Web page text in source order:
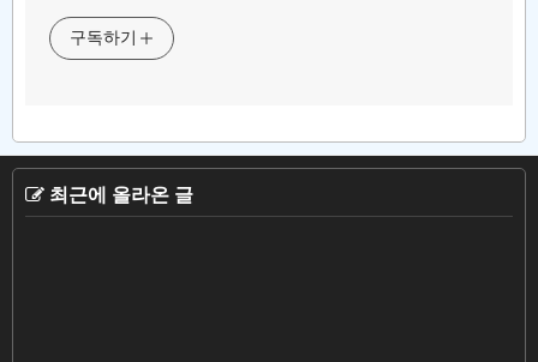
구독하기
최근에 올라온 글